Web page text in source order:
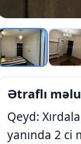
Ətraflı
Qeyd:
yanında 2 ci